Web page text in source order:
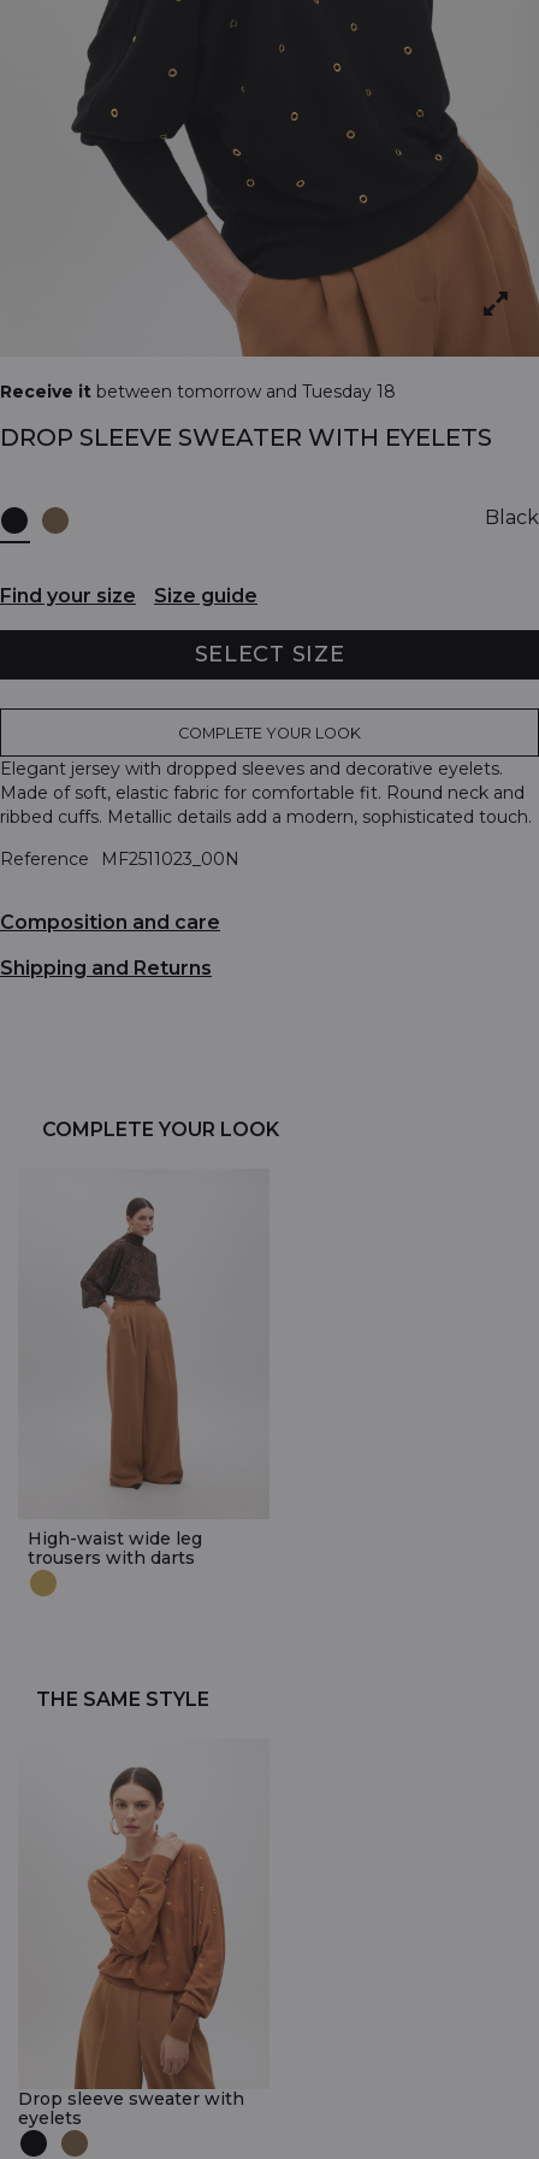
Receive it between tomorrow and Tuesday 18
DROP SLEEVE SWEATER WITH EYELETS
Black
Find your size Size guide
SELECT SIZE
COMPLETE YOUR LOOK
Elegant jersey with dropped sleeves and decorative eyelets.
Made of soft, elastic fabric for comfortable fit. Round neck and
ribbed cuffs. Metallic details add a modern, sophisticated touch.
Reference
MF2511023_00N
Composition and care
Shipping and Returns
COMPLETE YOUR LOOK
High-waist wide leg
trousers with darts
THE SAME STYLE
Drop sleeve sweater with
eyelets